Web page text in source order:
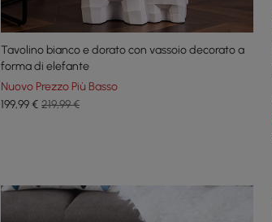
Tavolino bianco e dorato con vassoio decorato a
forma di elefante
Nuovo Prezzo Più Basso
199,99€ 219,99 €